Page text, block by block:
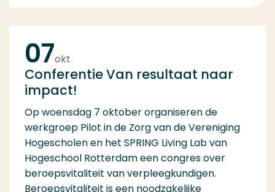
Conferentie Van resultaat naar
impact!
Op woensdag 7 oktober organiseren de
werkgroep Pilot in de Zorg van de Vereniging
Hogescholen en het SPRING Living Lab van
Hogeschool Rotterdam een congres over
beroepsvitaliteit van verpleegkundigen.
Beroepsvitaliteit is een noodzakelijke
07okt